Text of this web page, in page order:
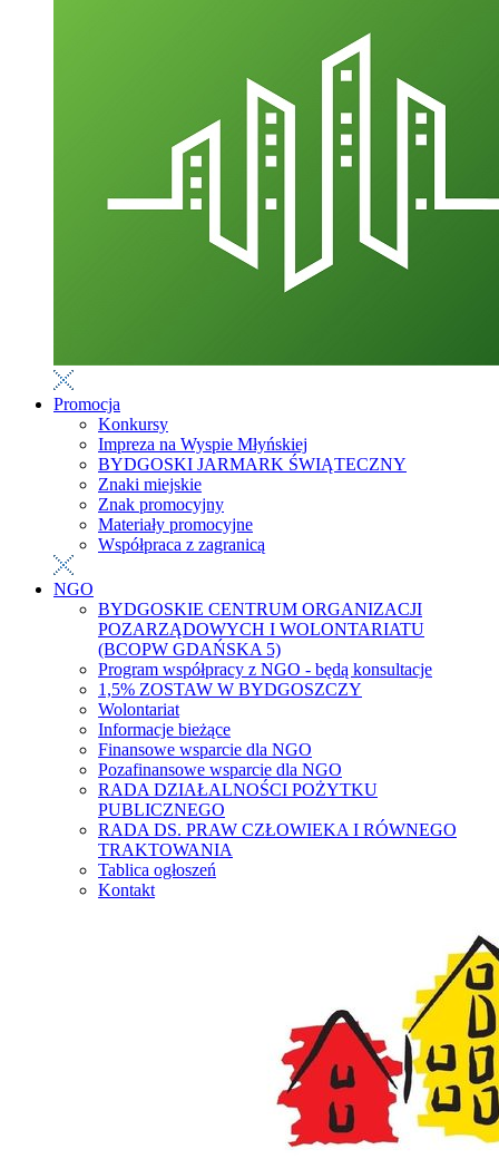
Promocja
Konkursy
Impreza na Wyspie Młyńskiej
BYDGOSKI JARMARK ŚWIĄTECZNY
Znaki miejskie
Znak promocyjny
Materiały promocyjne
Współpraca z zagranicą
NGO
BYDGOSKIE CENTRUM ORGANIZACJI
POZARZĄDOWYCH I WOLONTARIATU
(BCOPW GDAŃSKA 5)
Program współpracy z NGO - będą konsultacje
1,5% ZOSTAW W BYDGOSZCZY
Wolontariat
Informacje bieżące
Finansowe wsparcie dla NGO
Pozafinansowe wsparcie dla NGO
RADA DZIAŁALNOŚCI POŻYTKU
PUBLICZNEGO
RADA DS. PRAW CZŁOWIEKA I RÓWNEGO
TRAKTOWANIA
Tablica ogłoszeń
Kontakt